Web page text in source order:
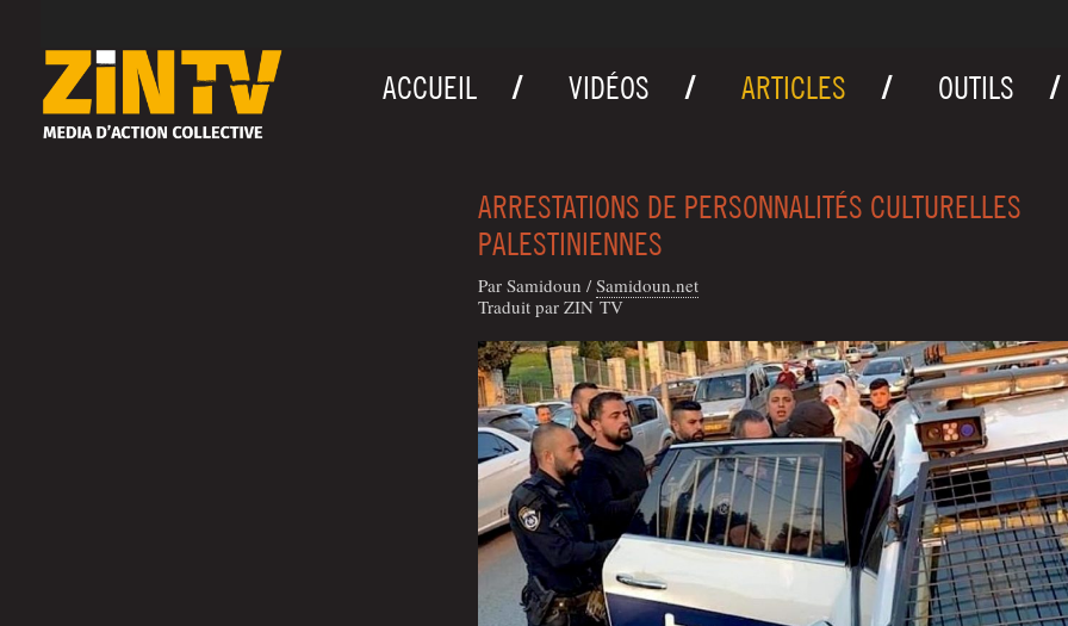
ACCUEIL VIDÉOS ARTICLES OUTILS
ARRESTATIONS DE PERSONNALITÉS CULTURELLES
PALESTINIENNES
Par Sami­doun / Samidoun.net
Tra­duit par ZIN TV